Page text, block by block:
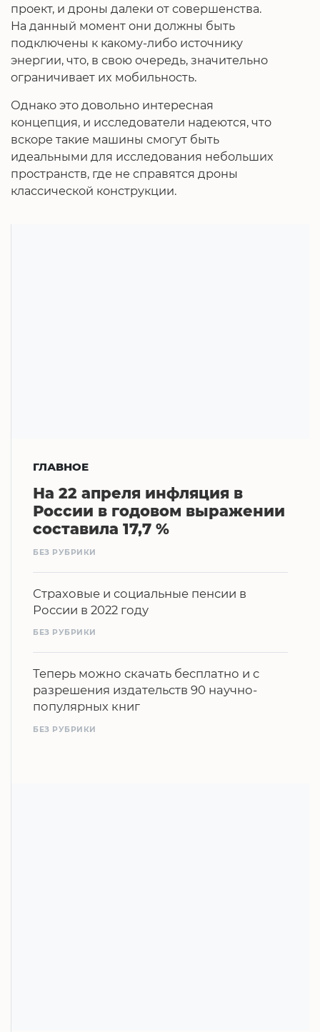
проект, и дроны далеки от совершенства.
На данный момент они должны быть
подключены к какому-либо источнику
энергии, что, в свою очередь, значительно
ограничивает их мобильность.
Однако это довольно интересная
концепция, и исследователи надеются, что
вскоре такие машины смогут быть
идеальными для исследования небольших
пространств, где не справятся дроны
классической конструкции.
ГЛАВНОЕ
На 22 апреля инфляция в
России в годовом выражении
составила 17,7 %
БЕЗ РУБРИКИ
Страховые и социальные пенсии в
России в 2022 году
БЕЗ РУБРИКИ
Теперь можно скачать бесплатно и с
разрешения издательств 90 научно-
популярных книг
БЕЗ РУБРИКИ